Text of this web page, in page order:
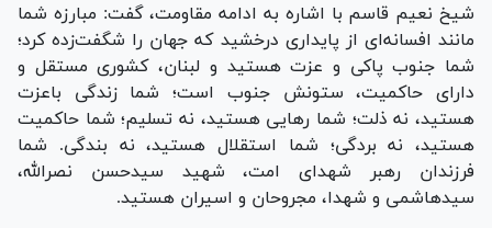
شیخ نعیم قاسم با اشاره به ادامه مقاومت، گفت: مبارزه شما
مانند افسانه‌ای از پایداری درخشید که جهان را شگفت‌زده کرد؛
شما جنوب پاکی و عزت هستید و لبنان، کشوری مستقل و
دارای حاکمیت، ستونش جنوب است؛ شما زندگی باعزت
هستید، نه ذلت؛ شما رهایی هستید، نه تسلیم؛ شما حاکمیت
هستید، نه بردگی؛ شما استقلال هستید، نه بندگی. شما
فرزندان رهبر شهدای امت، شهید سیدحسن نصرالله،
سیدهاشمی و شهدا، مجروحان و اسیران هستید.